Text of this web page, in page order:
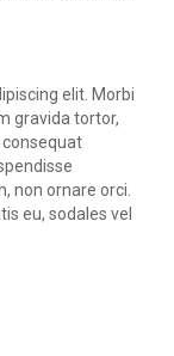
elit. Morbi
gravida tortor,
consequat
non ornare orci.
eu, sodales vel